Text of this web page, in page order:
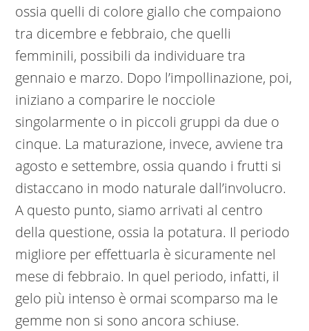
ossia quelli di colore giallo che compaiono
tra dicembre e febbraio, che quelli
femminili, possibili da individuare tra
gennaio e marzo. Dopo l’impollinazione, poi,
iniziano a comparire le nocciole
singolarmente o in piccoli gruppi da due o
cinque. La maturazione, invece, avviene tra
agosto e settembre, ossia quando i frutti si
distaccano in modo naturale dall’involucro.
A questo punto, siamo arrivati al centro
della questione, ossia la potatura. Il periodo
migliore per effettuarla è sicuramente nel
mese di febbraio. In quel periodo, infatti, il
gelo più intenso è ormai scomparso ma le
gemme non si sono ancora schiuse.